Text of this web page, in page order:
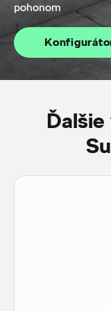
pohonom